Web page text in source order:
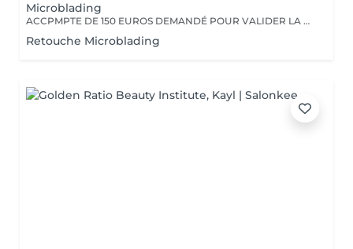
Microblading
ACCPMPTE DE 150 EUROS DEMANDÉ POUR VALIDER LA PRESTATION. EN CAS D'ANNULATION, MERCI D'APPELER L'INSTITUT AU MOINS 48H À L'AVANCE.
Retouche Microblading